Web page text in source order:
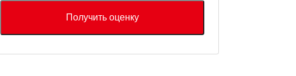
Получить оценку